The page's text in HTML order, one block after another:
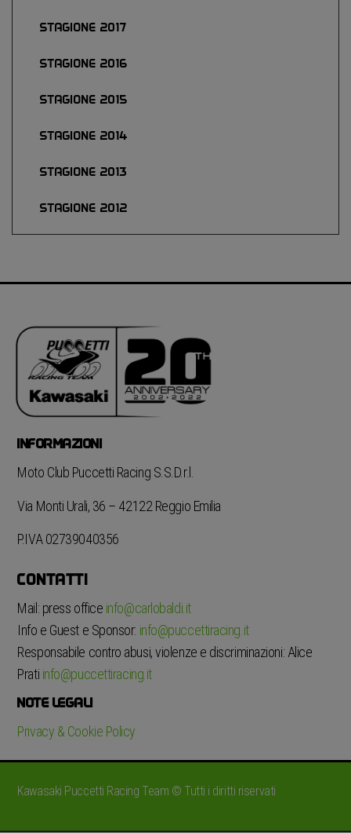
STAGIONE 2017
STAGIONE 2016
STAGIONE 2015
STAGIONE 2014
STAGIONE 2013
STAGIONE 2012
INFORMAZIONI
Moto Club Puccetti Racing S.S.D.r.l.
Via Monti Urali, 36 – 42122 Reggio Emilia
P.IVA 02739040356
CONTATTI
Mail: press office info@carlobaldi.it
Info e Guest e Sponsor: info@puccettiracing.it
Responsabile contro abusi, violenze e discriminazioni: Alice
Prati info@puccettiracing.it
NOTE LEGALI
Privacy & Cookie Policy
Kawasaki Puccetti Racing Team © Tutti i diritti riservati